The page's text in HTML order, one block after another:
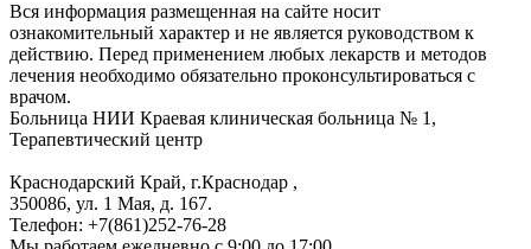
Вся информация размещенная на сайте носит
ознакомительный характер и не является руководством к
действию. Перед применением любых лекарств и методов
лечения необходимо обязательно проконсультироваться с
врачом.
Больница НИИ Краевая клиническая больница № 1,
Терапевтический центр
Краснодарский Край, г.Краснодар ,
350086, ул. 1 Мая, д. 167.
Телефон: +7(861)252-76-28